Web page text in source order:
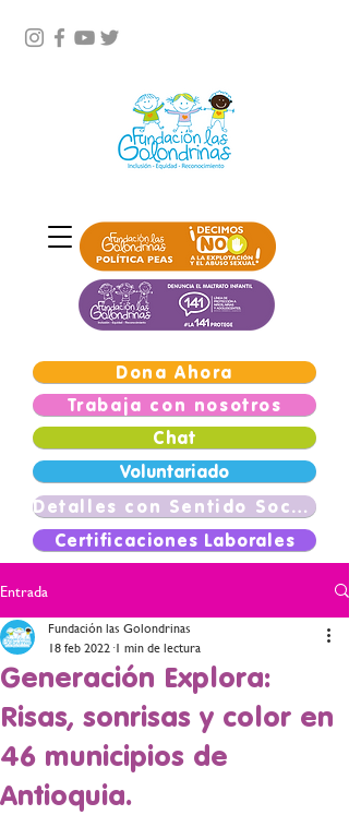
Dona Ahora
Trabaja con nosotros
Chat
Voluntariado
Detalles con Sentido Social
Certificaciones Laborales
Entrada
Generación Explora:
Risas, sonrisas y color en
46 municipios de
Antioquia.
Fundación las Golondrinas
18 feb 2022 1 min de lectura